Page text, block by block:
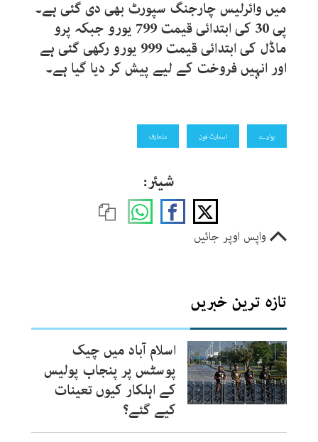
میں وائرلیس چارجنگ سپورٹ بھی دی گئی ہے۔
پی 30 کی ابتدائی قیمت 799 یورو جبکہ پرو
ماڈل کی ابتدائی قیمت 999 یورو رکھی گئی ہے
اور انہیں فروخت کے لیے پیش کر دیا گیا ہے۔
ہواوے اسمارٹ فون متعارف
شیئر:
واپس اوپر جائیں
تازہ ترین خبریں
اسلام آباد میں چیک
پوسٹس پر پنجاب پولیس
کے اہلکار کیوں تعینات
کیے گئے؟